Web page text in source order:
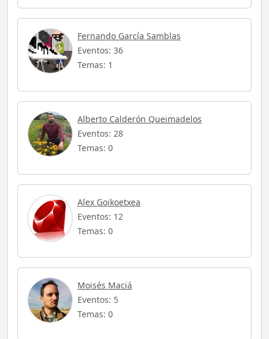
Fernando García Samblas
Eventos: 36
Temas: 1
Alberto Calderón Queimadelos
Eventos: 28
Temas: 0
Alex Goikoetxea
Eventos: 12
Temas: 0
Moisés Maciá
Eventos: 5
Temas: 0